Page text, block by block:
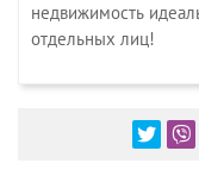
недвижимость
отдельных лиц!